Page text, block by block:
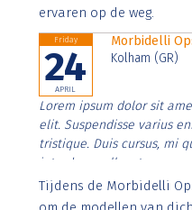
ervaren op de weg.
Friday
24
APRIL
Morbidelli
Kolham (GR)
Lorem ipsum dolor sit
elit. Suspendisse varius
tristique. Duis cursus, mi
interdum nulla, ut
Aenean faucibus nibh et
imperdiet. Nunc ut sem
Tijdens de Morbidelli